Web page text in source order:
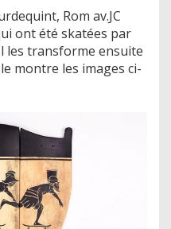
Rom av.JC
ont été skatées par
les transforme ensuite
montre les images ci-